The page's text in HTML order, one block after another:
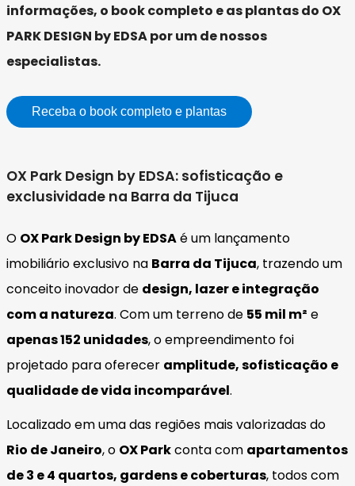
informações, o book completo e as plantas do OX
PARK DESIGN by EDSA por um de nossos
especialistas.
Receba o book completo e plantas
OX Park Design by EDSA: sofisticação e
exclusividade na Barra da Tijuca
O OX Park Design by EDSAé um lançamento
imobiliário exclusivo na Barra da Tijuca, trazendo um
conceito inovador de design, lazer e integração
com a natureza. Com um terreno de 55 mil m² e
apenas 152 unidades, o empreendimento foi
projetado para oferecer amplitude, sofisticação e
qualidade de vida incomparável.
Localizado em uma das regiões mais valorizadas do
Rio de Janeiro, o OX Parkconta com apartamentos
de 3 e 4 quartos, gardens e coberturas, todos com